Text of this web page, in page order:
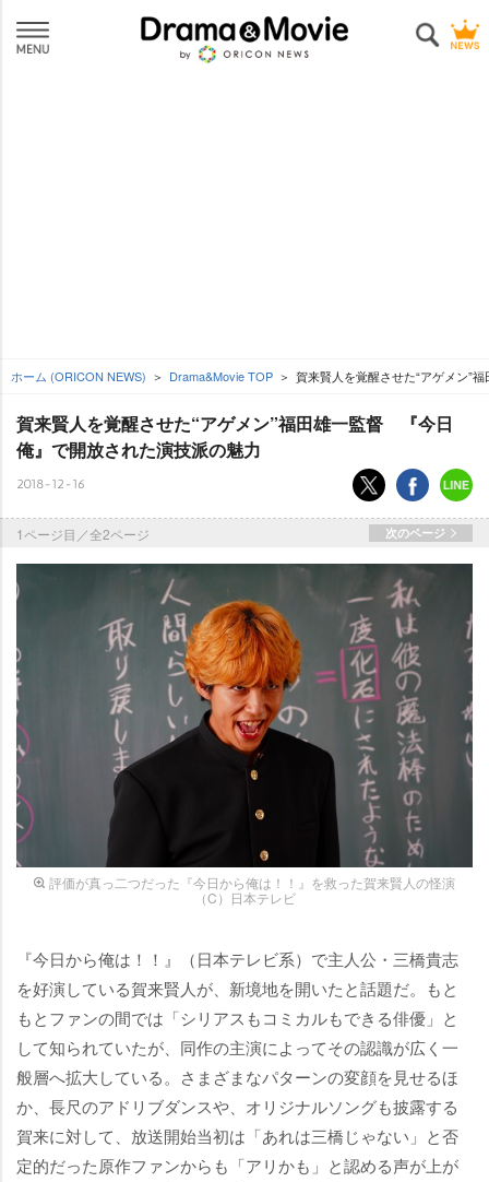
ホーム (ORICON NEWS) Drama&Movie TOP 賀来賢人を覚醒させた“アゲメン”
賀来賢人を覚醒させた“アゲメン”福田雄一監督 『今日
俺』で開放された演技派の魅力
2018-12-16
1ページ目／全2ページ 次のページ
評価が真っ二つだった『今日から俺は！！』を救った賀来賢人の怪演
（C）日本テレビ
『今日から俺は！！』（日本テレビ系）で主人公・三橋貴志
を好演している賀来賢人が、新境地を開いたと話題だ。もと
もとファンの間では「シリアスもコミカルもできる俳優」と
して知られていたが、同作の主演によってその認識が広く一
般層へ拡大している。さまざまなパターンの変顔を見せるほ
か、長尺のアドリブダンスや、オリジナルソングも披露する
賀来に対して、放送開始当初は「あれは三橋じゃない」と否
定的だった原作ファンからも「アリかも」と認める声が上が